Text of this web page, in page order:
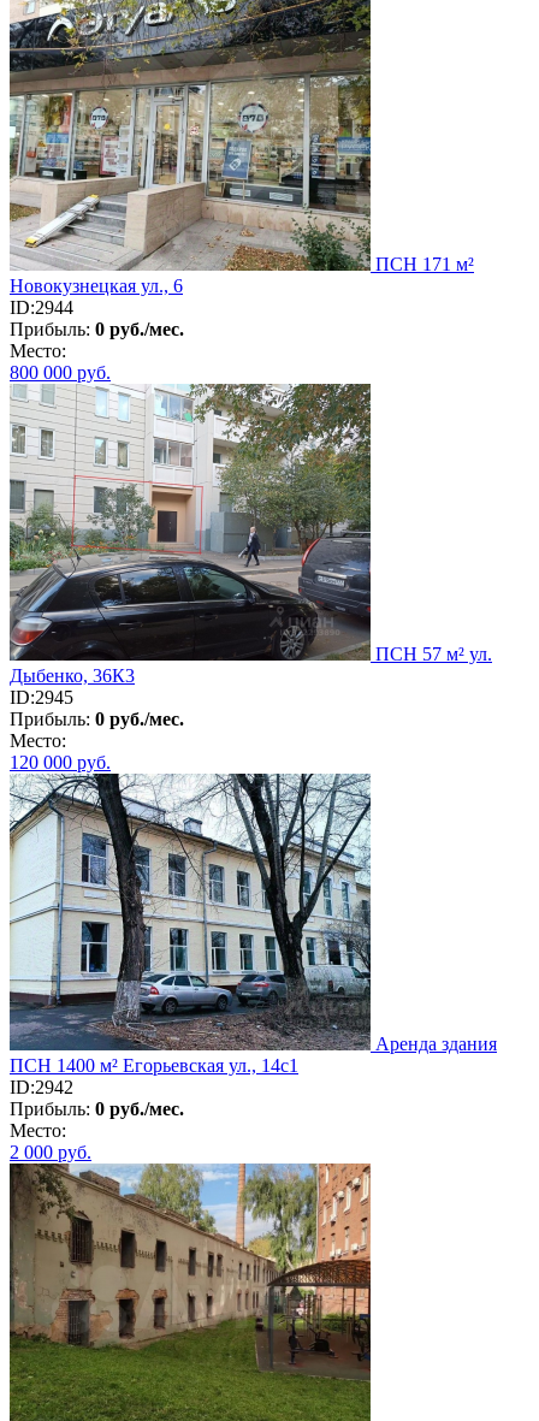
ПСН 171 м²
Новокузнецкая ул., 6
ID:2944
Прибыль: 0 руб./мес.
Место:
800 000 руб.
ПСН 57 м² ул.
Дыбенко, 36К3
ID:2945
Прибыль: 0 руб./мес.
Место:
120 000 руб.
Аренда здания
ПСН 1400 м² Егорьевская ул., 14с1
ID:2942
Прибыль: 0 руб./мес.
Место:
2 000 руб.